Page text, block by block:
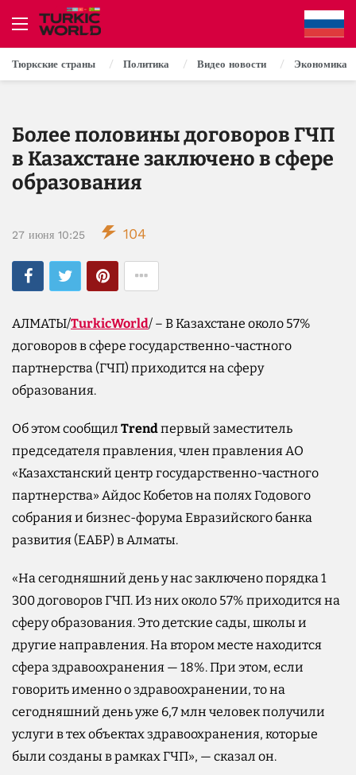
Тюркские страны Политика Видео новости Экономика
Более половины договоров ГЧП
в Казахстане заключено в сфере
образования
27 июня 10:25 104
АЛМАТЫ/TurkicWorld/ – В Казахстане около 57%
договоров в сфере государственно-частного
партнерства (ГЧП) приходится на сферу
образования.
Об этом сообщил Trendпервый заместитель
председателя правления, член правления АО
«Казахстанский центр государственно-частного
партнерства» Айдос Кобетов на полях Годового
собрания и бизнес-форума Евразийского банка
развития (ЕАБР) в Алматы.
«На сегодняшний день у нас заключено порядка 1
300 договоров ГЧП. Из них около 57% приходится на
сферу образования. Это детские сады, школы и
другие направления. На втором месте находится
сфера здравоохранения — 18%. При этом, если
говорить именно о здравоохранении, то на
сегодняшний день уже 6,7 млн человек получили
услуги в тех объектах здравоохранения, которые
были созданы в рамках ГЧП», — сказал он.